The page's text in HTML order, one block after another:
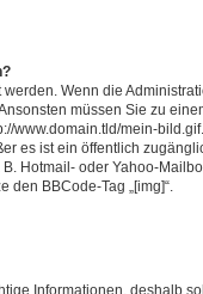
Wenn die
müssen Sie zu
www.domain.tld/mein-
es ist ein öffentlich
Hotmail- oder Yahoo-
BBCode-Tag „[img]“.
Informationen, deshalb